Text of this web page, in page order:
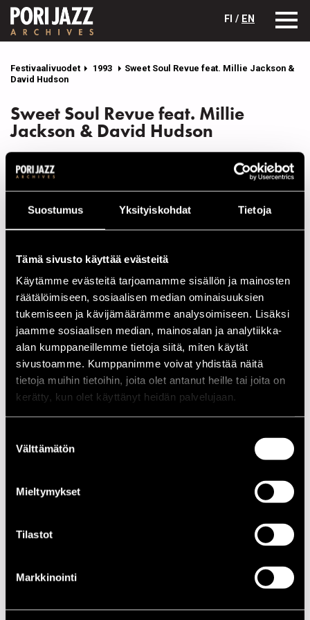
Suostumus Yksityiskohdat Tietoja
Tämä sivusto käyttää evästeitä
Käytämme evästeitä tarjoamamme sisällön ja mainosten
räätälöimiseen, sosiaalisen median ominaisuuksien
tukemiseen ja kävijämäärämme analysoimiseen. Lisäksi
jaamme sosiaalisen median, mainosalan ja analytiikka-
alan kumppaneillemme tietoja siitä, miten käytät
sivustoamme. Kumppanimme voivat yhdistää näitä
tietoja muihin tietoihin, joita olet antanut heille tai joita on
kerätty, kun olet käyttänyt heidän palvelujaan.
valinta
Välttämätön
Mieltymykset
Tilastot
Markkinointi
FI / EN
Festivaalivuodet 1993
Sweet Soul Revue feat. Millie Jackson &
David Hudson
Sweet Soul Revue feat. Millie
Jackson & David Hudson
NIMI INSTRUMENTTI
Anderson, McNeal
tp
Hudson, Dave
voc
Jackson, Millie
voc
Knigth, Douglas
keys
Latham, Robert
g
Mays, Tommy
sax
Morland, George
dr
Obey, Loyd
Small, Harold
Esiintymiset vuonna 1993
18.07.1993 Kirjurinluoto